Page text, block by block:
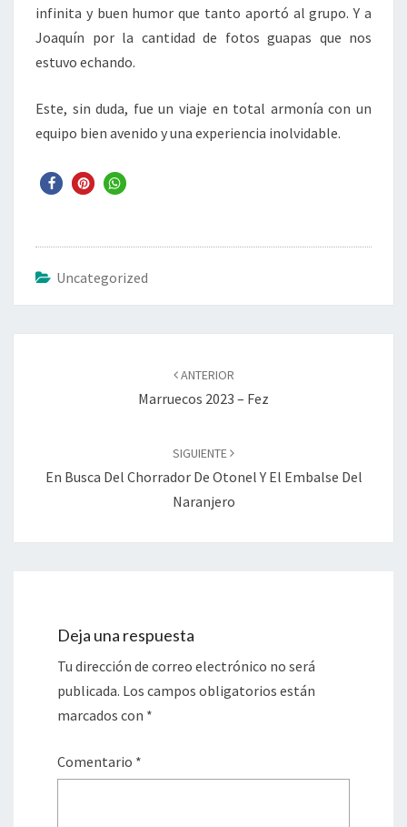
infinita y buen humor que tanto aportó al grupo. Y a
Joaquín por la cantidad de fotos guapas que nos
estuvo echando.
Este, sin duda, fue un viaje en total armonía con un
equipo bien avenido y una experiencia inolvidable.
Uncategorized
ANTERIOR
Marruecos 2023 – Fez
SIGUIENTE
En Busca Del Chorrador De Otonel Y El Embalse Del
Naranjero
Deja una respuesta
Tu dirección de correo electrónico no será
publicada. Los campos obligatorios están
marcados con *
Comentario *